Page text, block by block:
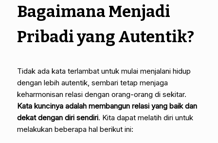
Bagaimana Menjadi
Pribadi yang Autentik?
Tidak ada kata terlambat untuk mulai menjalani hidup
dengan lebih autentik, sembari tetap menjaga
keharmonisan relasi dengan orang-orang di sekitar.
Kata kuncinya adalah membangun relasi yang baik dan
dekat dengan diri sendiri. Kita dapat melatih diri untuk
melakukan beberapa hal berikut ini: